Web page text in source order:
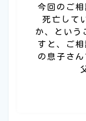
今回のご
死亡して
か、という
すと、ご
の息子さ